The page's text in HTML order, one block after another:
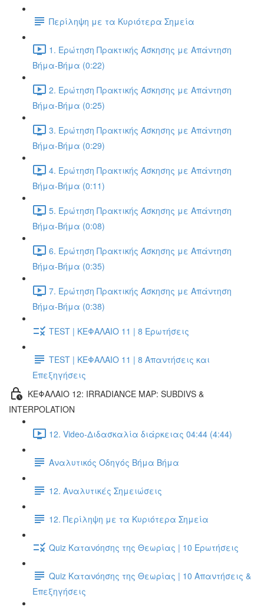
Περίληψη με τα Κυριότερα Σημεία
1. Ερώτηση Πρακτικής Άσκησης με Απάντηση
Βήμα-Βήμα (0:22)
2. Ερώτηση Πρακτικής Άσκησης με Απάντηση
Βήμα-Βήμα (0:25)
3. Ερώτηση Πρακτικής Άσκησης με Απάντηση
Βήμα-Βήμα (0:29)
4. Ερώτηση Πρακτικής Άσκησης με Απάντηση
Βήμα-Βήμα (0:11)
5. Ερώτηση Πρακτικής Άσκησης με Απάντηση
Βήμα-Βήμα (0:08)
6. Ερώτηση Πρακτικής Άσκησης με Απάντηση
Βήμα-Βήμα (0:35)
7. Ερώτηση Πρακτικής Άσκησης με Απάντηση
Βήμα-Βήμα (0:38)
TEST | ΚΕΦΑΛΑΙΟ 11 | 8 Ερωτήσεις
TEST | ΚΕΦΑΛΑΙΟ 11 | 8 Απαντήσεις και
Επεξηγήσεις
ΚΕΦΑΛΑΙΟ 12: IRRADIANCE MAP: SUBDIVS &
INTERPOLATION
12. Video-Διδασκαλία διάρκειας 04:44 (4:44)
Αναλυτικός Οδηγός Βήμα Βήμα
12. Αναλυτικές Σημειώσεις
12. Περίληψη με τα Κυριότερα Σημεία
Quiz Κατανόησης της Θεωρίας | 10 Ερωτήσεις
Quiz Κατανόησης της Θεωρίας | 10 Απαντήσεις &
Επεξηγήσεις